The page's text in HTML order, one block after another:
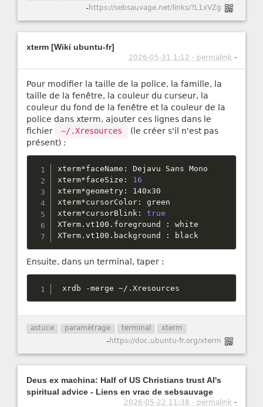
-https://sebsauvage.net/links/?L1xVZg
xterm [Wiki ubuntu-fr]
2026-05-31 1:12 - permalink -
Pour modifier la taille de la police, la famille, la
taille de la fenêtre, la couleur du curseur, la
couleur du fond de la fenêtre et la couleur de la
police dans xterm, ajouter ces lignes dans le
fichier
~/.Xresources
(le créer s'il n'est pas
présent) :
xterm*faceName :
Dejavu Sans Mono
xterm*faceSize :
16
xterm*geometry :
140x30
xterm*cursorColor :
green
xterm*cursorBlink :
true
XTerm .vt100 . foreground :
white
XTerm .vt100 . background : black
Ensuite, dans un terminal, taper :
xrdb -merge ~/ .Xresources
astuce paramètrage terminal xterm
-https://doc.ubuntu-fr.org/xterm
Deus ex machina: Half of US Christians trust AI's
spiritual advice - Liens en vrac de sebsauvage
2026-05-22 11:38 - permalink -